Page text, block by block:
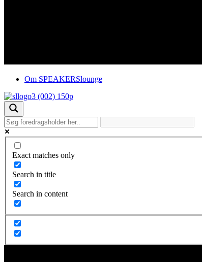
Om SPEAKERSlounge
Exact matches only
Search in title
Search in content